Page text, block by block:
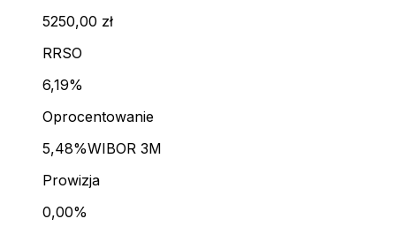
5250,00 zł
RRSO
6,19%
Oprocentowanie
5,48%WIBOR 3M
Prowizja
0,00%